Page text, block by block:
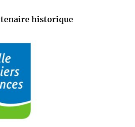
historique